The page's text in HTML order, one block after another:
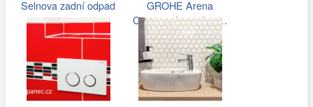
Selnova zadní odpad
501.545.01…
GROHE Arena
Cosmopolitan plast…